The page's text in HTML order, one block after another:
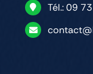
Tél.: 09